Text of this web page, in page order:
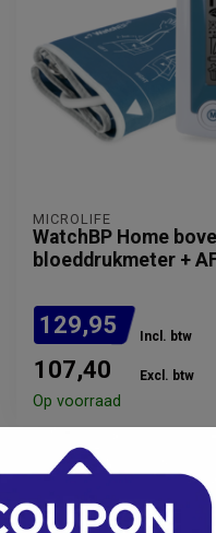
MICROLIFE
WatchBP Home
bloeddrukmeter +
129,95 Incl. btw
107,40 Excl. btw
Op voorraad